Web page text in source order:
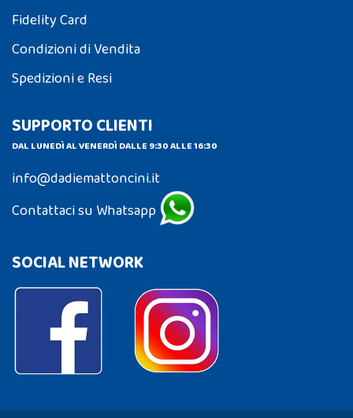
Fidelity Card
Condizioni di Vendita
Spedizioni e Resi
SUPPORTO CLIENTI
DAL LUNEDÌ AL VENERDÌ DALLE 9:30 ALLE 16:30
info@dadiemattoncini.it
Contattaci su Whatsapp
SOCIAL NETWORK